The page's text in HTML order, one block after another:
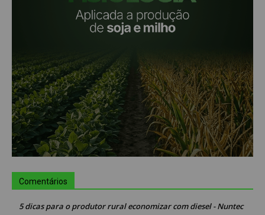
Comentários
5 dicas para o produtor rural economizar com diesel - Nuntec